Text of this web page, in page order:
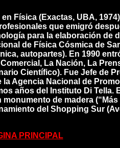
Física (Exactas, UBA,
que emigró
para la elaboración de
de Física Cósmica de
autopartes). En 1990
La Nación, La
Científico). Fue Jefe de
la Agencia Nacional de
años del Instituto Di Tella.
de madera (“Más
del Shopping Sur
PRINCIPAL